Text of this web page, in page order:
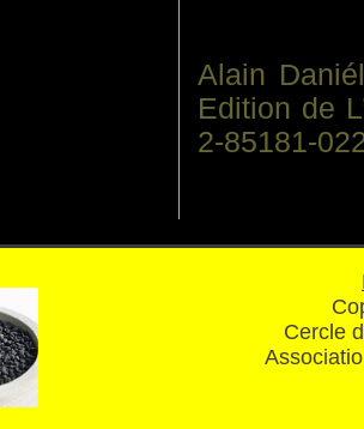
Alain
Edition de
2-85181-
Cercle